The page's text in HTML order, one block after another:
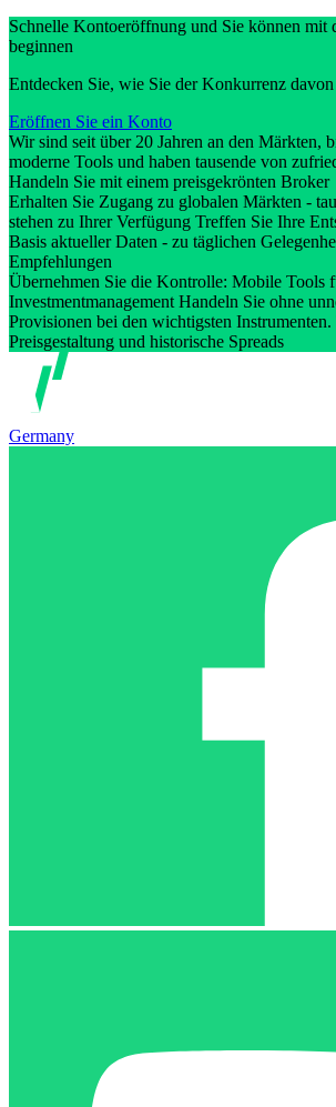
Schnelle Kontoeröffnung und Sie können mit
beginnen
Entdecken Sie, wie Sie der Konkurrenz
Eröffnen Sie ein Konto
Wir sind seit über 20 Jahren an den Märkten,
moderne Tools und haben tausende von
Handeln Sie mit einem preisgekrönten Broker
Erhalten Sie Zugang zu globalen Märkten -
stehen zu Ihrer Verfügung Treffen Sie Ihre
Basis aktueller Daten - zu täglichen
Empfehlungen
Übernehmen Sie die Kontrolle: Mobile Tools
Investmentmanagement Handeln Sie ohne
Provisionen bei den wichtigsten Instrumenten.
Preisgestaltung und historische Spreads
Germany